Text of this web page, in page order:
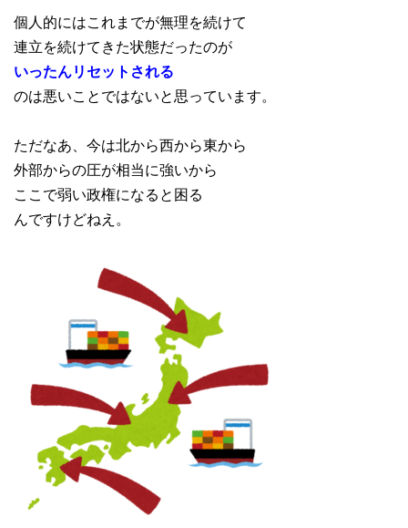
個人的にはこれまでが無理を続けて
連立を続けてきた状態だったのが
いったんリセットされる
のは悪いことではないと思っています。
ただなあ、今は北から西から東から
外部からの圧が相当に強いから
ここで弱い政権になると困る
んですけどねえ。